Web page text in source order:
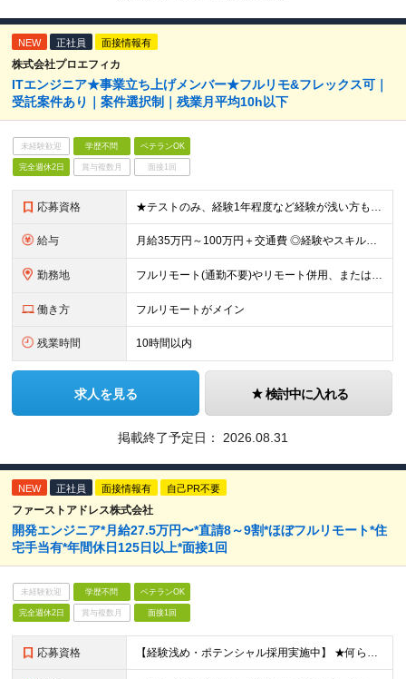
NEW 正社員 面接情報有
株式会社プロエフィカ
ITエンジニア★事業立ち上げメンバー★フルリモ&フレックス可｜
受託案件あり｜案件選択制｜残業月平均10h以下
未経験歓迎 学歴不問 ベテランOK
完全週休2日 賞与複数月 面接1回
応募資格 ★テストのみ、経験1年程度など経験が浅い方も歓迎します！ ■学歴不問 ■システム開発における実務経験をお持ちの方 ◎先輩のサポートなど経験が浅い方から、PLクラスまで、幅広い層を歓迎します ◎大規模
給与 月給35万円～100万円＋交通費 ◎経験やスキルを考慮し、最大限優遇します ◎上記月給は固定残業代月40時間分(月10万9,375～)を含みます。残業時間が超過した場合はその分追加支給します ◎試用
勤務地 フルリモート(通勤不要)やリモート併用、または首都圏を中心とするプロジェクト先での勤務 ★転勤はありません ■本社 東京都品川区西五反田3丁目15-6 リードシー目黒不動前ビル1-04 ※(変更
働き方 フルリモートがメイン
残業時間 10時間以内
求人を見る 検討中に入れる
掲載終了予定日： 2026.08.31
NEW 正社員 面接情報有 自己PR不要
ファーストアドレス株式会社
開発エンジニア*月給27.5万円〜*直請8～9割*ほぼフルリモート*住
宅手当有*年間休日125日以上*面接1回
未経験歓迎 学歴不問 ベテランOK
完全週休2日 賞与複数月 面接1回
応募資格 【経験浅め・ポテンシャル採用実施中】 ★何らかの開発実務経験がある方 ┗半年〜1・2年程度でもOK！ ┗テスト・インフラ経験のみ、下流工程のみの方も大歓迎！ ┗開発エンジニアとして飛躍したい方も大歓迎